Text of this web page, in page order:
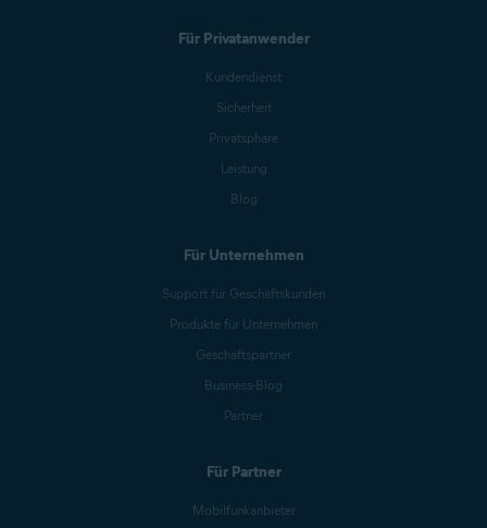
Für Privatanwender
Kundendienst
Sicherheit
Privatsphäre
Leistung
Blog
Für Unternehmen
Support für Geschäftskunden
Produkte für Unternehmen
Geschäftspartner
Business-Blog
Partner
Für Partner
Mobilfunkanbieter